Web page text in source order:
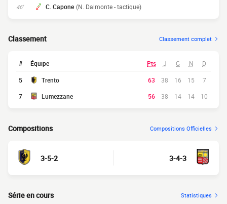
46' C. Capone (N. Dalmonte - tactique)
Classement Classement complet
# Équipe Pts J G N D
5 Trento 63 38 16 15
7
7
Lumezzane 56 38 14 14 10
Compositions Compositions Officielles
3-5-2 3-4-3
Série en cours Statistiques